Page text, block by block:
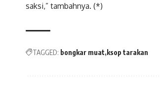
saksi,” tambahnya. (*)
TAGGED: bongkar muat ksop tarakan